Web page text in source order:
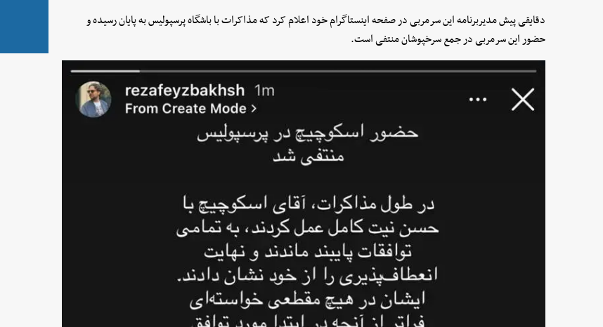
دقایقی پیش مدیربرنامه این سرمربی در صفحه اینستاگرام خود اعلام کرد که مذاکرات با باشگاه پرسپولیس به پایان رسیده و
حضور این سرمربی در جمع سرخپوشان منتفی است.